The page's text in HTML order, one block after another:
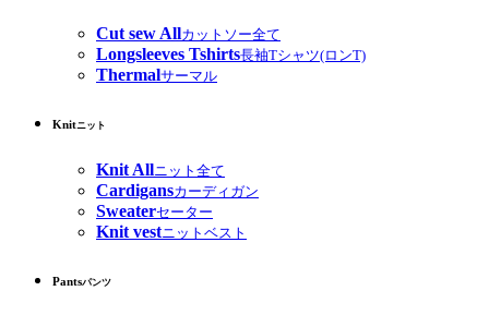
Cut sew Allカットソー全て
Longsleeves Tshirts長袖Tシャツ(ロンT)
Thermalサーマル
Knitニット
Knit Allニット全て
Cardigansカーディガン
Sweaterセーター
Knit vestニットベスト
Pantsパンツ